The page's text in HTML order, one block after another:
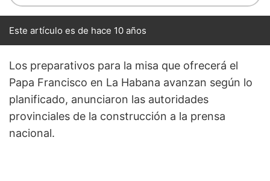
Este artículo es de hace 10 años
Los preparativos para la misa que ofrecerá el
Papa Francisco en La Habana avanzan según lo
planificado, anunciaron las autoridades
provinciales de la construcción a la prensa
nacional.